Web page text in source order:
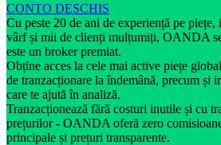
CONTO DESCHIS
Cu peste 20 de ani de experiență pe piețe,
vârf și mii de clienți mulțumiți, OANDA
este un broker premiat.
Obține acces la cele mai active piețe
de tranzacționare la îndemână, precum și
care te ajută în analiză.
Tranzacționează fără costuri inutile și cu
prețurilor - OANDA oferă zero
principale și prețuri transparente.